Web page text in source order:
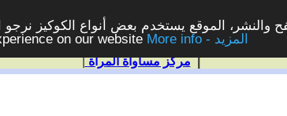
والنشر، الموقع يستخدم بعض أنواع الكوكيز
on our website
More info - المزيد
| مركز مساواة المرأة|